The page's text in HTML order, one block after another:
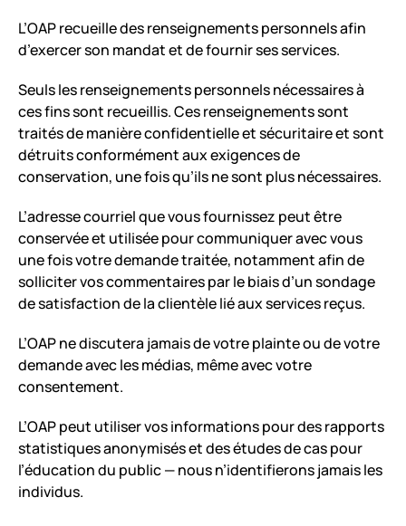
L’OAP recueille des renseignements personnels afin
d’exercer son mandat et de fournir ses services.
Seuls les renseignements personnels nécessaires à
ces fins sont recueillis. Ces renseignements sont
traités de manière confidentielle et sécuritaire et sont
détruits conformément aux exigences de
conservation, une fois qu’ils ne sont plus nécessaires.
L’adresse courriel que vous fournissez peut être
conservée et utilisée pour communiquer avec vous
une fois votre demande traitée, notamment afin de
solliciter vos commentaires par le biais d’un sondage
de satisfaction de la clientèle lié aux services reçus.
L’OAP ne discutera jamais de votre plainte ou de votre
demande avec les médias, même avec votre
consentement.
L’OAP peut utiliser vos informations pour des rapports
statistiques anonymisés et des études de cas pour
l’éducation du public — nous n’identifierons jamais les
individus.